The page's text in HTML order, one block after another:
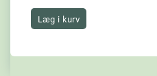
Læg i kurv